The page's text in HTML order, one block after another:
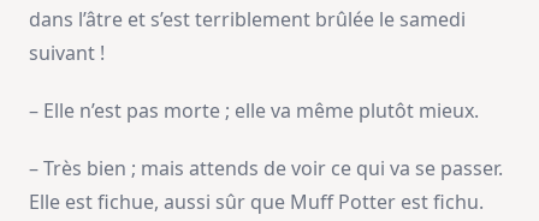
dans l’âtre et s’est terriblement brûlée le samedi
suivant !
– Elle n’est pas morte ; elle va même plutôt mieux.
– Très bien ; mais attends de voir ce qui va se passer.
Elle est fichue, aussi sûr que Muff Potter est fichu.